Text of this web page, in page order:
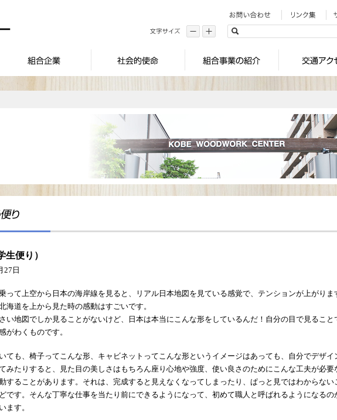
生便り）
27日
って上空から日本の海岸線を見ると、リアル日本地図を見ている感覚で、テンションが上がりま
海道を上から見た時の感動はすごいです。
い地図でしか見ることがないけど、日本は本当にこんな形をしているんだ！自分の目で見ること
がわくものです。
ても、椅子ってこんな形、キャビネットってこんな形というイメージはあっても、自分でデザイ
みたりすると、見た目の美しさはもちろん座り心地や強度、使い良さのためにこんな工夫が必要
することがあります。それは、完成すると見えなくなってしまったり、ぱっと見ではわからない
です。そんな丁寧な仕事を当たり前にできるようになって、初めて職人と呼ばれるようになるの
ます。